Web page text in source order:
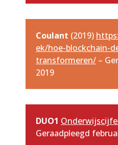
Coulant (2019)
ek/hoe-blockchain-
transformeren/ –
2019
DUO1
Geraadpleegd